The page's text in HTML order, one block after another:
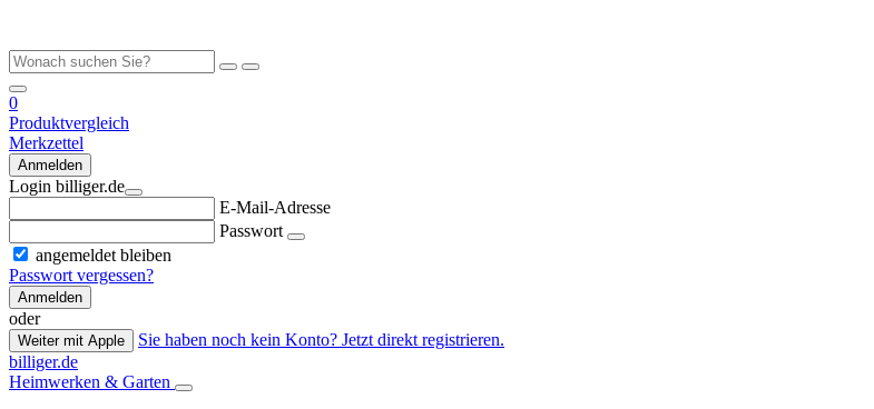
0
Produktvergleich
Merkzettel
Anmelden
Login billiger.de
E-Mail-Adresse
Passwort
angemeldet bleiben
Passwort vergessen?
Anmelden
oder
Weiter mit Apple
Sie haben noch kein Konto? Jetzt direkt registrieren.
billiger.de
Heimwerken & Garten